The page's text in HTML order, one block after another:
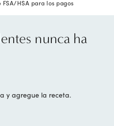
HSA para los pagos
nunca ha
y agregue la receta.